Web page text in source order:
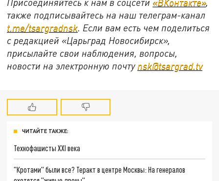
также подписывайтесь на наш телеграм-канал
t.me/tsargradnsk . Если вам есть чем поделиться
с редакцией «Царьград Новосибирск»,
присылайте свои наблюдения, вопросы,
новости на электронную почту nsk@tsargrad.tv
ЧИТАЙТЕ ТАКЖЕ:
Технофашисты XXI века
"Кротами" были все? Теракт в центре Москвы: На генералов